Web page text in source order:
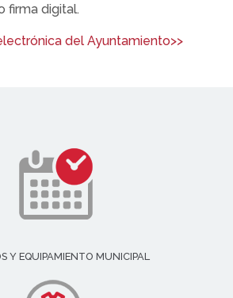
firma digital.
del Ayuntamiento>>
Y EQUIPAMIENTO MUNICIPAL